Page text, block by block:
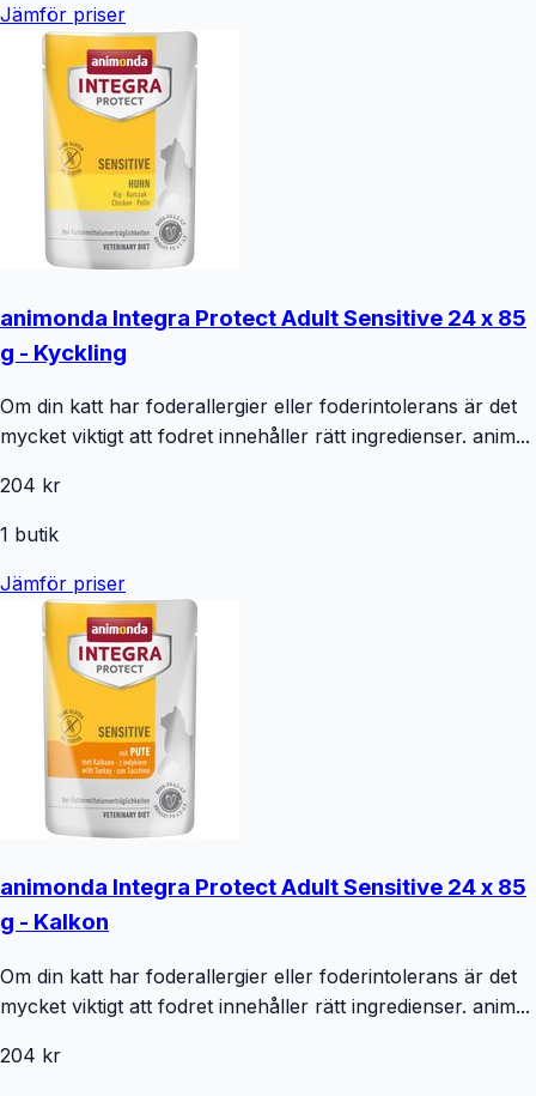
Jämför priser
animonda Integra Protect Adult Sensitive 24 x 85
g - Kyckling
Om din katt har foderallergier eller foderintolerans är det
mycket viktigt att fodret innehåller rätt ingredienser. anim...
204 kr
1 butik
Jämför priser
animonda Integra Protect Adult Sensitive 24 x 85
g - Kalkon
Om din katt har foderallergier eller foderintolerans är det
mycket viktigt att fodret innehåller rätt ingredienser. anim...
204 kr